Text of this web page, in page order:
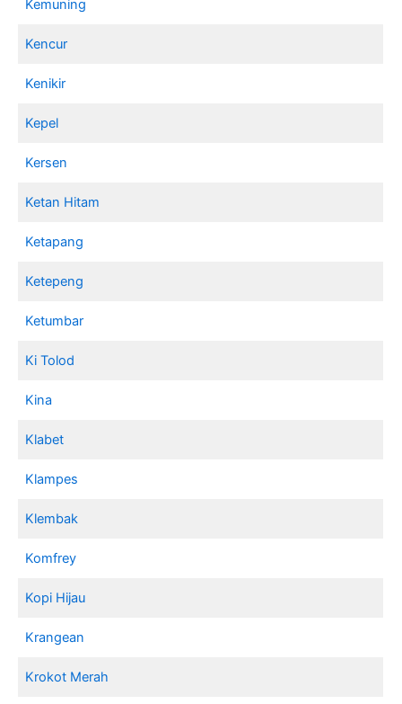
Kemuning
Kencur
Kenikir
Kepel
Kersen
Ketan Hitam
Ketapang
Ketepeng
Ketumbar
Ki Tolod
Kina
Klabet
Klampes
Klembak
Komfrey
Kopi Hijau
Krangean
Krokot Merah